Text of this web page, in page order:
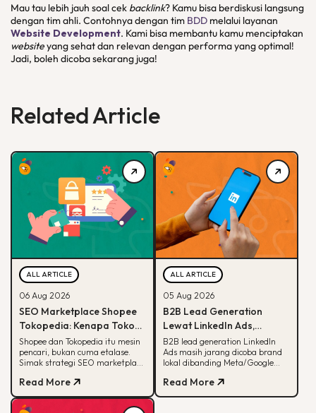
Mau tau lebih jauh soal cek backlink? Kamu bisa berdiskusi langsung
dengan tim ahli. Contohnya dengan tim BDD melalui layanan
Website Development. Kami bisa membantu kamu menciptakan
websiteyang sehat dan relevan dengan performa yang optimal!
Jadi, boleh dicoba sekarang juga!
Related Article
ALL ARTICLE
06 Aug 2026
SEO Marketplace Shopee
Tokopedia: Kenapa Toko
Online-mu Perlu Lebih dari
Sekadar Etalase
Shopee dan Tokopedia itu mesin
pencari, bukan cuma etalase.
Simak strategi SEO marketplace
produkmu lebih mudah
ditemukan.
Read More
ALL ARTICLE
05 Aug 2026
B2B Lead Generation
Lewat LinkedIn Ads,
Strategi yang Masih
Jarang Dicoba Brand
Lokal
B2B lead generation LinkedIn
Ads masih jarang dicoba brand
lokal dibanding Meta/Google
unggul buat B2B dan cara
eksekusinya.
Read More